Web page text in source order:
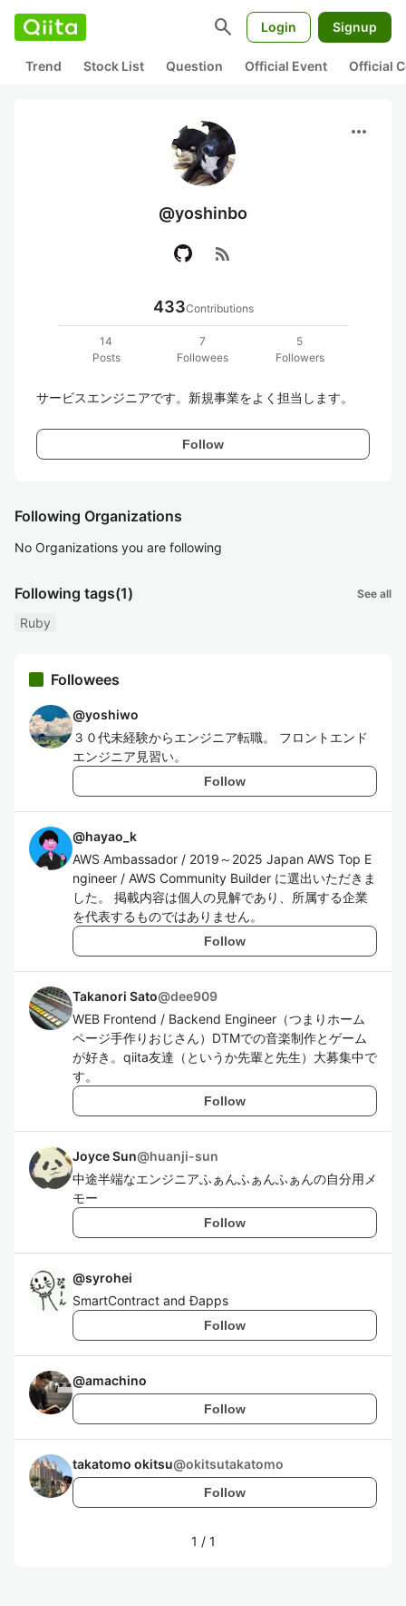
search Login Signup
Trend Stock List Question Official Event Official
more_horiz
@yoshinbo
rss_feed
433Contributions
14
Posts
7
Followees
5
Followers
サービスエンジニアです。新規事業をよく担当します。
Follow
Following Organizations
No Organizations you are following
Following tags(1) See all
Ruby
Followees
@yoshiwo
３０代未経験からエンジニア転職。 フロントエンド
エンジニア見習い。
Follow
@hayao_k
AWS Ambassador / 2019～2025 Japan AWS Top E
ngineer / AWS Community Builder に選出いただきま
した。 掲載内容は個人の見解であり、所属する企業
を代表するものではありません。
Follow
Takanori Sato@dee909
WEB Frontend / Backend Engineer（つまりホーム
ページ手作りおじさん）DTMでの音楽制作とゲーム
が好き。qiita友達（というか先輩と先生）大募集中で
す。
Follow
Joyce Sun@huanji-sun
中途半端なエンジニアふぁんふぁんふぁんの自分用メ
モー
Follow
@syrohei
SmartContract and Ɖapps
Follow
@amachino
Follow
takatomo okitsu@okitsutakatomo
Follow
1 / 1